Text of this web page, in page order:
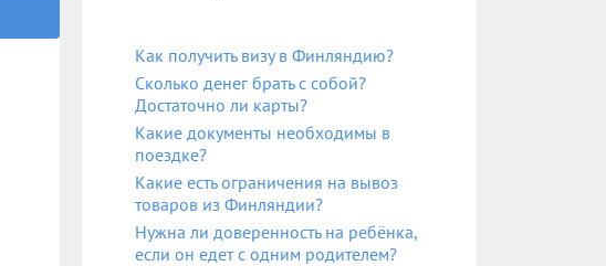
Как получить визу в Финляндию?
Сколько денег брать с собой?
Достаточно ли карты?
Какие документы необходимы в
поездке?
Какие есть ограничения на вывоз
товаров из Финляндии?
Нужна ли доверенность на ребёнка,
если он едет с одним родителем?